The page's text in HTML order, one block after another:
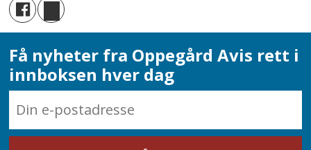
Få nyheter fra Oppegård Avis rett i
innboksen hver dag